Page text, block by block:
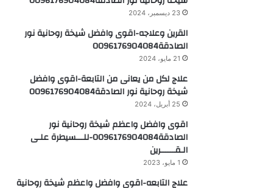
علاج لكل من يعانى من التابعة-اقوى وافضل
شيخة روحانية نور الصادقة0096176904084
25 أبريل، 2024
اقوى وافضل واعظم شيخة روحانية نور
الـقــــــرين
1 مايو، 2023
علاج التابعه-اقوى وافضل واعظم شيخة روحانية
نور الصادقة0096176904084
17 فبراير، 2023
علاج لمن يعاني من التابعه-اقوى وافضل شيخة
روحانية نور الصادقة0096176904084
21 يوليو، 2022